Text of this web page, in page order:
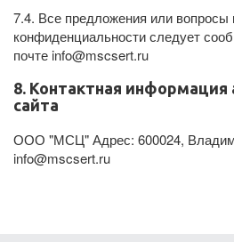
7.4. Все предложения или
конфиденциальности следует
почте info@mscsert.ru
8. Контактная
сайта
ООО "МСЦ" Адрес: 600024,
info@mscsert.ru